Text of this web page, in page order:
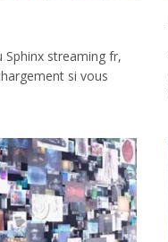
Sphinx streaming fr,
si vous